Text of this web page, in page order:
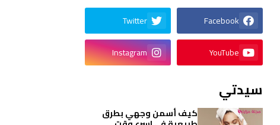
Facebook
Twitter
YouTube
Instagram
سيدتي
كيف أسمن وجهي بطرق